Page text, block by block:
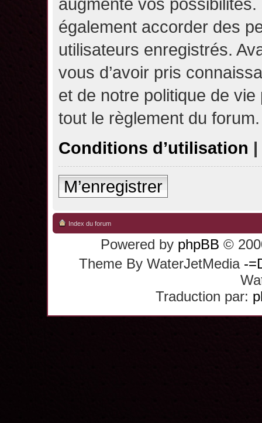
également accorder des
utilisateurs enregistrés.
vous d’avoir pris
et de notre politique de
tout le règlement du forum.
Conditions d’utilisation |
M’enregistrer
Index du forum
Powered by phpBB ©
Theme By WaterJetMedia -
Traduction par: